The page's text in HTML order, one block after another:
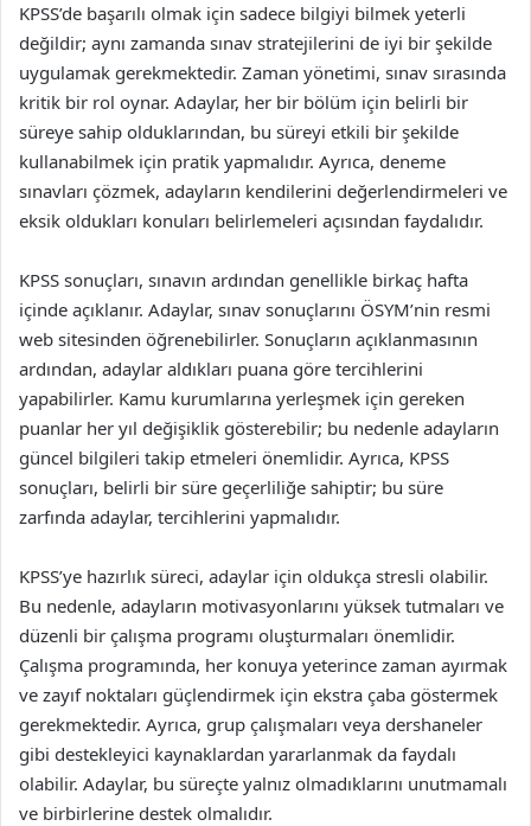
KPSS’de başarılı olmak için sadece bilgiyi bilmek yeterli
değildir; aynı zamanda sınav stratejilerini de iyi bir şekilde
uygulamak gerekmektedir. Zaman yönetimi, sınav sırasında
kritik bir rol oynar. Adaylar, her bir bölüm için belirli bir
süreye sahip olduklarından, bu süreyi etkili bir şekilde
kullanabilmek için pratik yapmalıdır. Ayrıca, deneme
sınavları çözmek, adayların kendilerini değerlendirmeleri ve
eksik oldukları konuları belirlemeleri açısından faydalıdır.
KPSS sonuçları, sınavın ardından genellikle birkaç hafta
içinde açıklanır. Adaylar, sınav sonuçlarını ÖSYM’nin resmi
web sitesinden öğrenebilirler. Sonuçların açıklanmasının
ardından, adaylar aldıkları puana göre tercihlerini
yapabilirler. Kamu kurumlarına yerleşmek için gereken
puanlar her yıl değişiklik gösterebilir; bu nedenle adayların
güncel bilgileri takip etmeleri önemlidir. Ayrıca, KPSS
sonuçları, belirli bir süre geçerliliğe sahiptir; bu süre
zarfında adaylar, tercihlerini yapmalıdır.
KPSS’ye hazırlık süreci, adaylar için oldukça stresli olabilir.
Bu nedenle, adayların motivasyonlarını yüksek tutmaları ve
düzenli bir çalışma programı oluşturmaları önemlidir.
Çalışma programında, her konuya yeterince zaman ayırmak
ve zayıf noktaları güçlendirmek için ekstra çaba göstermek
gerekmektedir. Ayrıca, grup çalışmaları veya dershaneler
gibi destekleyici kaynaklardan yararlanmak da faydalı
olabilir. Adaylar, bu süreçte yalnız olmadıklarını unutmamalı
ve birbirlerine destek olmalıdır.